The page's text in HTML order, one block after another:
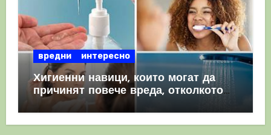
вредни интересно
Хигиенни навици, които могат да
причинят повече вреда, отколкото
полза